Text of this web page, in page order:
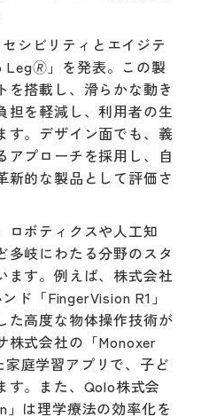
シビリティとエイジテ
Leg🄬」を発表。この製
を搭載し、滑らかな動き
担を軽減し、利用者の生
す。デザイン面でも、義
アプローチを採用し、自
新的な製品として評価さ
ロボティクスや人工知
多岐にわたる分野のスタ
ます。例えば、株式会社
ド「FingerVision R1」
た高度な物体操作技術が
株式会社の「Monoxer
庭学習アプリで、子ど
す。また、Qolo株式会
は理学療法の効率化を